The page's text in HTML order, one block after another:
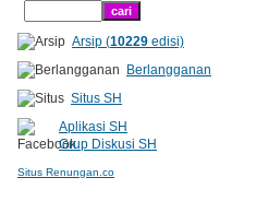
Arsip (10229edisi)
Berlangganan
Situs SH
Aplikasi SH
Grup Diskusi SH
Situs Renungan.co